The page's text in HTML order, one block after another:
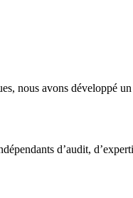
nous avons développé
d’audit,